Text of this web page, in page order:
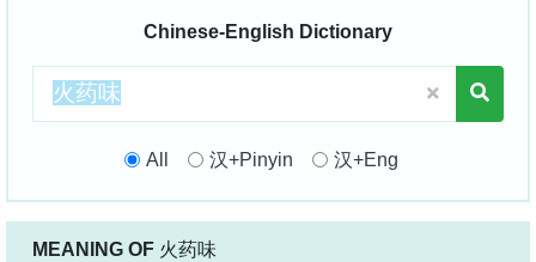
Chinese-English Dictionary
All 汉+Pinyin 汉+Eng
MEANING OF 火药味